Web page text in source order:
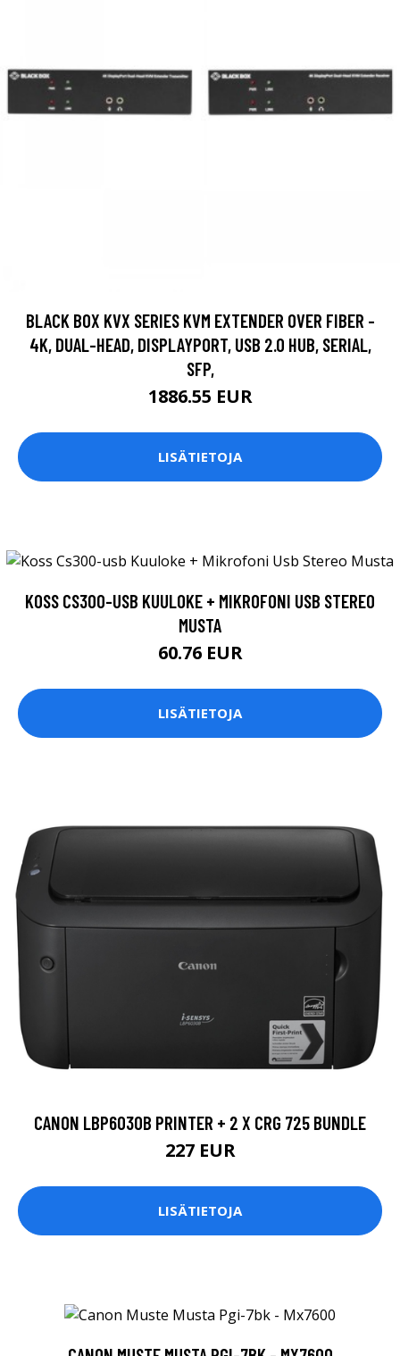
BLACK BOX KVX SERIES KVM EXTENDER OVER FIBER -
4K, DUAL-HEAD, DISPLAYPORT, USB 2.0 HUB, SERIAL,
SFP,
1886.55 EUR
LISÄTIETOJA
KOSS CS300-USB KUULOKE + MIKROFONI USB STEREO
MUSTA
60.76 EUR
LISÄTIETOJA
CANON LBP6030B PRINTER + 2 X CRG 725 BUNDLE
227 EUR
LISÄTIETOJA